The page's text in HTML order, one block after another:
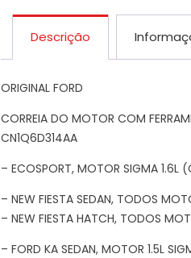
Descrição
ORIGINAL FORD
CORREIA DO MOTOR COM
CN1Q6D314AA
– ECOSPORT, MOTOR SIGMA
– NEW FIESTA SEDAN, TODOS
– NEW FIESTA HATCH, TODOS
– FORD KA SEDAN, MOTOR 1.5L